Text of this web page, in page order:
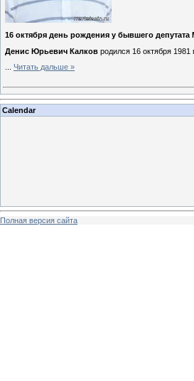
16 октября день рождения у бывшего депутата
Денис Юрьевич Калков родился 16 октября 1981
Читать дальше »
Calendar
Полная версия сайта